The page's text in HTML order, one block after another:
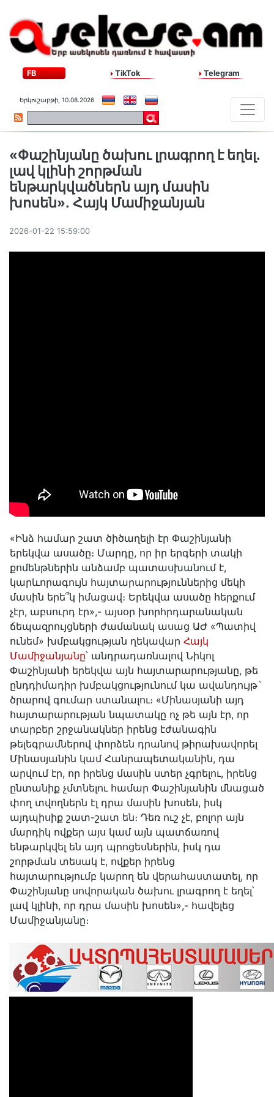
FB TikTok Telegram
Երկուշաբթի, 10.08.2026
«Փաշինյանը ծախու լրագրող է եղել․
լավ կլինի շորթման
ենթարկվածներն այդ մասին
խոսեն»․ Հայկ Մամիջանյան
2026-01-22 15:59:00
«Ինձ համար շատ ծիծաղելի էր Փաշինյանի
երեկվա ասածը։ Մարդը, որ իր երգերի տակի
քոմենթներին անձամբ պատասխանում է,
կարևորագույն հայտարարություններից մեկի
մասին երե՞կ իմացավ։ Երեկվա ասածը հերքում
չէր, աբսուրդ էր»,- այսօր խորհրդարանական
ճեպազրույցների ժամանակ ասաց ԱԺ «Պատիվ
ունեմ» խմբակցության ղեկավար Հայկ
Մամիջանյանը՝ անդրադառնալով Նիկոլ
Փաշինյանի երեկվա այն հայտարարությանը, թե
ընդդիմադիր խմբակցությունում կա ավանդույթ`
ծրարով գումար ստանալու։ «Մինասյանի այդ
հայտարարության նպատակը ոչ թե այն էր, որ
տարբեր շրջանակներ իրենց էժանագին
թելեգրամներով փորձեն դրանով թիրախավորել
Մինասյանին կամ Հանրապետականին, դա
արվում էր, որ իրենց մասին ստեր չգրելու, իրենց
ընտանիք չմտնելու համար Փաշինյանին մնացած
փող տվողներն էլ դրա մասին խոսեն, իսկ
այդպիսիք շատ-շատ են։ Դեռ ուշ չէ, բոլոր այն
մարդիկ ովքեր այս կամ այն պատճառով
ենթարկվել են այդ պրոցեսներին, իսկ դա
շորթման տեսակ է, ովքեր իրենց
հայտարությումբ կարող են վերահաստատել, որ
Փաշինյանը սովորական ծախու լրագրող է եղել՝
լավ կլինի, որ դրա մասին խոսեն»,- հավելեց
Մամիջանյանը։